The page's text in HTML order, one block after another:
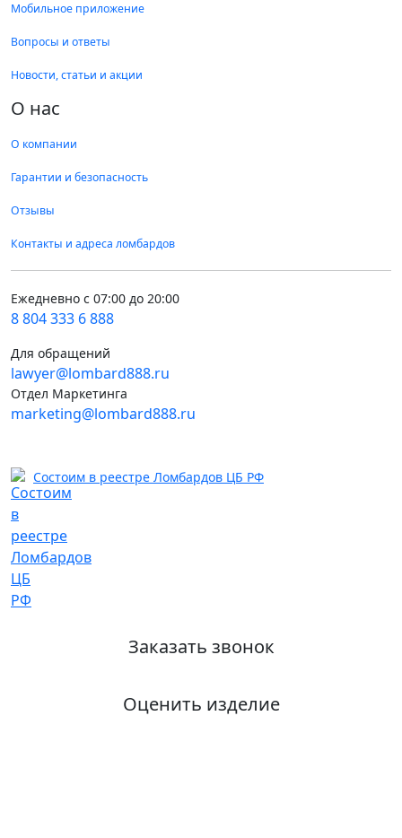
Мобильное приложение
Вопросы и ответы
Новости, статьи и акции
О нас
О компании
Гарантии и безопасность
Отзывы
Контакты и адреса ломбардов
Ежедневно с 07:00 до 20:00
8 804 333 6 888
Для обращений
lawyer@lombard888.ru
Отдел Маркетинга
marketing@lombard888.ru
Состоим в реестре Ломбардов ЦБ РФ
Заказать звонок
Оценить изделие